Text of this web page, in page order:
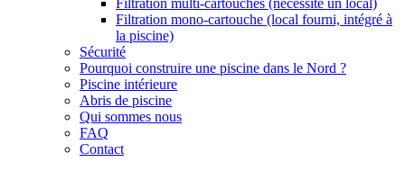
Filtration multi-cartouches (nécessite un local)
Filtration mono-cartouche (local fourni, intégré à
la piscine)
Sécurité
Pourquoi construire une piscine dans le Nord ?
Piscine intérieure
Abris de piscine
Qui sommes nous
FAQ
Contact